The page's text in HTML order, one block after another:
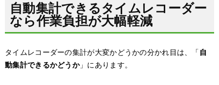
自動集計できるタイムレコーダー
なら作業負担が大幅軽減
タイムレコーダーの集計が大変かどうかの分かれ目は、「 自
動集計できるかどうか」にあります。